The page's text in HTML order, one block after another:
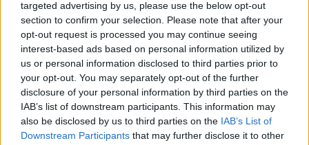
targeted advertising by us, please use the below opt-out
section to confirm your selection. Please note that after your
opt-out request is processed you may continue seeing
interest-based ads based on personal information utilized by
us or personal information disclosed to third parties prior to
your opt-out. You may separately opt-out of the further
disclosure of your personal information by third parties on the
IAB’s list of downstream participants. This information may
also be disclosed by us to third parties on the IAB’s List of
Downstream Participants that may further disclose it to other
sorozatban.
A 41 éves, nyolcszoros vb-győztes Ogier - aki
idén három viadalon el sem indult, legutóbb pedig
kiesett - az összetett mellett a vasárnapi
összesítést és a záró szakaszt is megnyerte,